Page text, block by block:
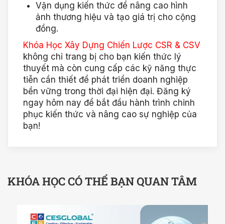
Vận dụng kiến thức để nâng cao hình
ảnh thương hiệu và tạo giá trị cho cộng
đồng.
Khóa Học Xây Dựng Chiến Lược CSR & CSV
không chỉ trang bị cho bạn kiến thức lý
thuyết mà còn cung cấp các kỹ năng thực
tiễn cần thiết để phát triển doanh nghiệp
bền vững trong thời đại hiện đại. Đăng ký
ngay hôm nay để bắt đầu hành trình chinh
phục kiến thức và nâng cao sự nghiệp của
bạn!
KHÓA HỌC CÓ THỂ BẠN QUAN TÂM